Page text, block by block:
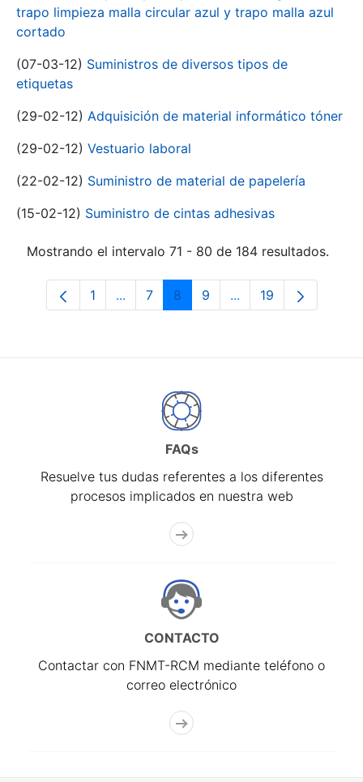
trapo limpieza malla circular azul y trapo malla azul
cortado
(07-03-12) Suministros de diversos tipos de
etiquetas
(29-02-12) Adquisición de material informático tóner
(29-02-12) Vestuario laboral
(22-02-12) Suministro de material de papelería
(15-02-12) Suministro de cintas adhesivas
Mostrando el intervalo 71 - 80 de 184 resultados.
Página
1 ...Páginas intermedias Use TAB para
Página
7 Página
8 Página
9 ...Páginas intermedias
Página
19
FAQs
Resuelve tus dudas referentes a los diferentes
procesos implicados en nuestra web
CONTACTO
Contactar con FNMT-RCM mediante teléfono o
correo electrónico